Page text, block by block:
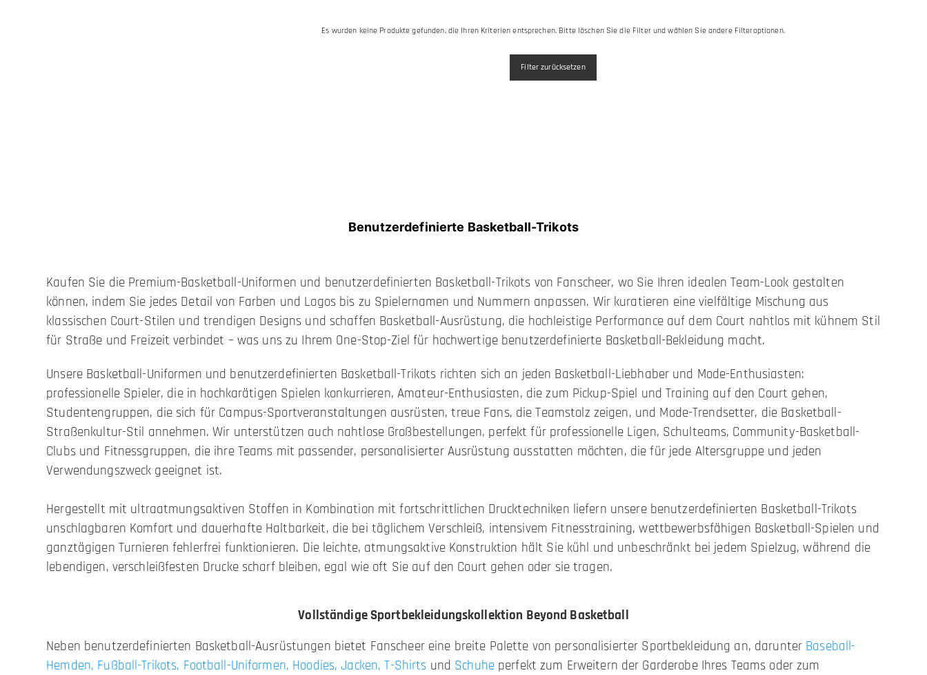
Es wurden keine Produkte gefunden, die Ihren Kriterien entsprechen. Bitte löschen Sie die Filter und wählen Sie andere Filteroptionen.
Filter zurücksetzen
Benutzerdefinierte Basketball-Trikots​​
Kaufen Sie die Premium-Basketball-Uniformen und benutzerdefinierten Basketball-Trikots von Fanscheer, wo Sie Ihren idealen Team-Look gestalten
können, indem Sie jedes Detail von Farben und Logos bis zu Spielernamen und Nummern anpassen. Wir kuratieren eine vielfältige Mischung aus
klassischen Court-Stilen und trendigen Designs und schaffen Basketball-Ausrüstung, die hochleistige Performance auf dem Court nahtlos mit kühnem Stil
für Straße und Freizeit verbindet – was uns zu Ihrem One-Stop-Ziel für hochwertige benutzerdefinierte Basketball-Bekleidung macht.
Unsere Basketball-Uniformen und benutzerdefinierten Basketball-Trikots richten sich an jeden Basketball-Liebhaber und Mode-Enthusiasten:
professionelle Spieler, die in hochkarätigen Spielen konkurrieren, Amateur-Enthusiasten, die zum Pickup-Spiel und Training auf den Court gehen,
Studentengruppen, die sich für Campus-Sportveranstaltungen ausrüsten, treue Fans, die Teamstolz zeigen, und Mode-Trendsetter, die Basketball-
Straßenkultur-Stil annehmen. Wir unterstützen auch nahtlose Großbestellungen, perfekt für professionelle Ligen, Schulteams, Community-Basketball-
Clubs und Fitnessgruppen, die ihre Teams mit passender, personalisierter Ausrüstung ausstatten möchten, die für jede Altersgruppe und jeden
Verwendungszweck geeignet ist.
Hergestellt mit ultraatmungsaktiven Stoffen in Kombination mit fortschrittlichen Drucktechniken liefern unsere benutzerdefinierten Basketball-Trikots
unschlagbaren Komfort und dauerhafte Haltbarkeit, die bei täglichem Verschleiß, intensivem Fitnesstraining, wettbewerbsfähigen Basketball-Spielen und
ganztägigen Turnieren fehlerfrei funktionieren. Die leichte, atmungsaktive Konstruktion hält Sie kühl und unbeschränkt bei jedem Spielzug, während die
lebendigen, verschleißfesten Drucke scharf bleiben, egal wie oft Sie auf den Court gehen oder sie tragen.
Vollständige Sportbekleidungskollektion Beyond Basketball
Neben benutzerdefinierten Basketball-Ausrüstungen bietet Fanscheer eine breite Palette von personalisierter Sportbekleidung an, darunter Baseball-
Hemden, Fußball-Trikots, Football-Uniformen, Hoodies, Jacken,T-Shirts und Schuheperfekt zum Erweitern der Garderobe Ihres Teams oder zum